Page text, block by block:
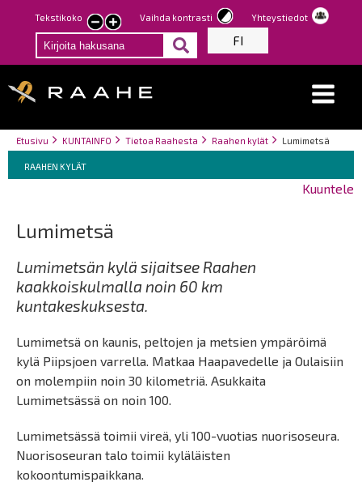
Hyppää
pääsisältöön
Tekstikoko
Pienennä
tekstin
kokoa
Suurenna
tekstin
kokoa
Vaihda kontrasti Yhteystiedot
FI
Breadcrumbs
You
here:
Etusivu KUNTAINFO Tietoa Raahesta Raahen kylät Lumimetsä
Breadcrumbs
You
are
RAAHEN KYLÄT
Kuuntele
Lumimetsä
Lumimetsän kylä sijaitsee Raahen
kaakkoiskulmalla noin 60 km
kuntakeskuksesta.
Lumimetsä on kaunis, peltojen ja metsien ympäröimä
kylä Piipsjoen varrella. Matkaa Haapavedelle ja Oulaisiin
on molempiin noin 30 kilometriä. Asukkaita
Lumimetsässä on noin 100.
Lumimetsässä toimii vireä, yli 100-vuotias nuorisoseura.
Nuorisoseuran talo toimii kyläläisten
kokoontumispaikkana.